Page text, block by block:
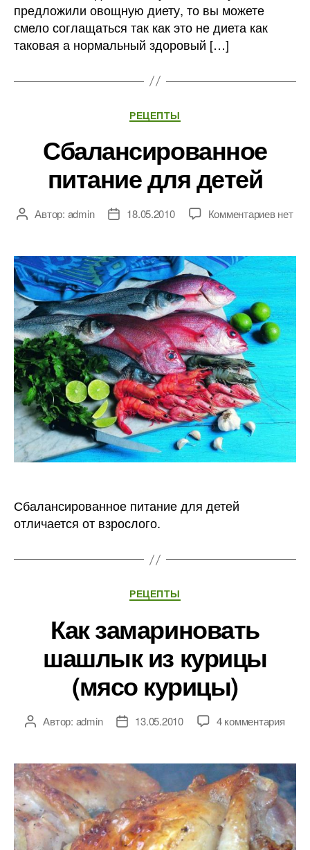
предложили овощную диету, то вы можете
смело соглащаться так как это не диета как
таковая а нормальный здоровый […]
Рубрики
РЕЦЕПТЫ
Сбалансированное
питание для детей
АвторАвтор: admin
Дата18.05.2010 Комментариевк
для
детей
нет
Сбалансированное питание для детей
отличается от взрослого.
Рубрики
РЕЦЕПТЫ
Как замариновать
шашлык из курицы
(мясо курицы)
АвторАвтор: admin
Дата13.05.2010 4 комментарияк
из
(мясо